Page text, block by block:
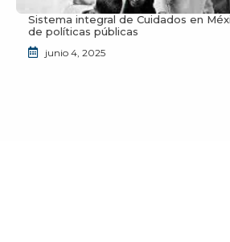
Sistema integral de Cuidados en
de políticas públicas
junio 4, 2025